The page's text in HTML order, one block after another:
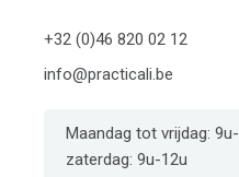
+32 (0)46 820 02 12
info@practicali.be
Maandag tot vrijdag:
zaterdag: 9u-12u